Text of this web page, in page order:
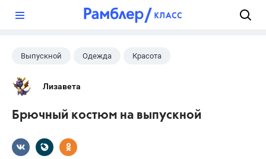
Выпускной Одежда Красота
Лизавета
Брючный костюм на выпускной